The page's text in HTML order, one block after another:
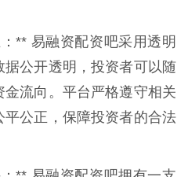
** 易融资配资吧采用透明
公开透明，投资者可以随
流向。平台严格遵守相关
公正，保障投资者的合法